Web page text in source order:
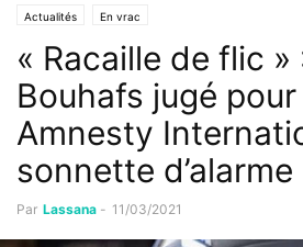
Actualités En vrac
« Racaille de flic »
Bouhafs jugé
Amnesty
sonnette d’alarme
Par Lassana - 11/03/2021